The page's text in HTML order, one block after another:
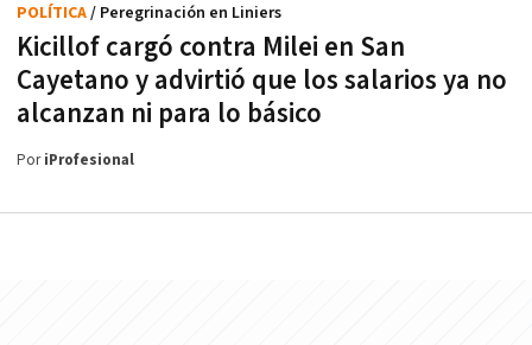
Kicillof cargó contra Milei en San
Cayetano y advirtió que los salarios ya no
alcanzan ni para lo básico
POLÍTICA/ Peregrinación en Liniers
PoriProfesional